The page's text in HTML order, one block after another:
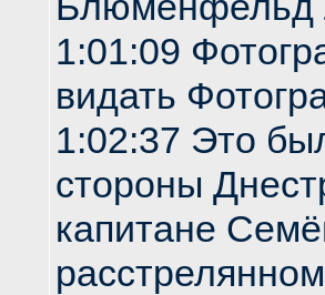
1:01:09
видать
1:02:37 Это
стороны
капитане